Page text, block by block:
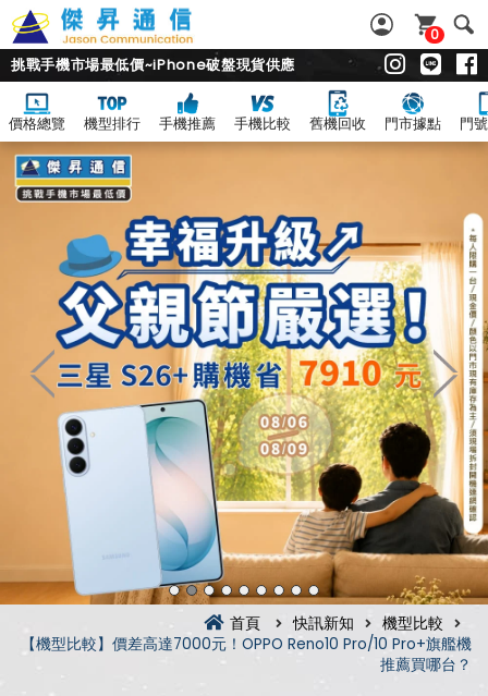
0
挑戰手機市場最低價~iPhone破盤現貨供應
價格總覽 機型排行 手機推薦 手機比較 舊機回收 門市據點 門
首頁 快訊新知
機型比較
【機型比較】價差高達7000元！OPPO Reno10 Pro/10 Pro+旗艦機
推薦買哪台？